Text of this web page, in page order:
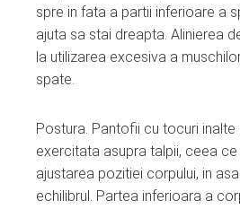
spre in fata a partii inferioare a
ajuta sa stai dreapta. Alinierea
la utilizarea excesiva a
spate.
Postura. Pantofii cu tocuri
exercitata asupra talpii, ceea
ajustarea pozitiei corpului, in
echilibrul. Partea inferioara a